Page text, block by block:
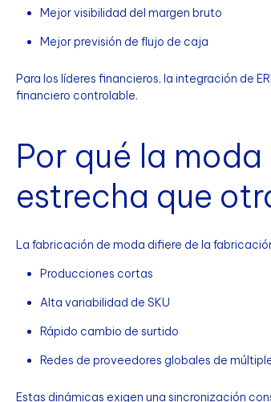
Mejor visibilidad del margen bruto
Mejor previsión de flujo de caja
Para los líderes financieros, la integración de
financiero controlable.
Por qué la
estrecha que
La fabricación de moda difiere de la
Producciones cortas
Alta variabilidad de SKU
Rápido cambio de surtido
Redes de proveedores globales de
Estas dinámicas exigen una sincronización